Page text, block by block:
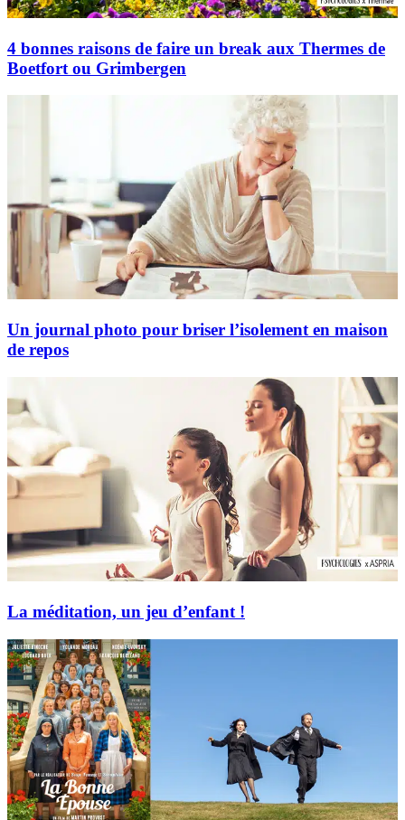
4 bonnes raisons de faire un break aux Thermes de
Boetfort ou Grimbergen
Un journal photo pour briser l’isolement en maison
de repos
La méditation, un jeu d’enfant !